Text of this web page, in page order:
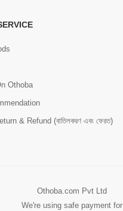
Othoba
& Refund (বাতিলকরণ এবং ফেরত)
Othoba.com Pvt Ltd
We're using safe payment for